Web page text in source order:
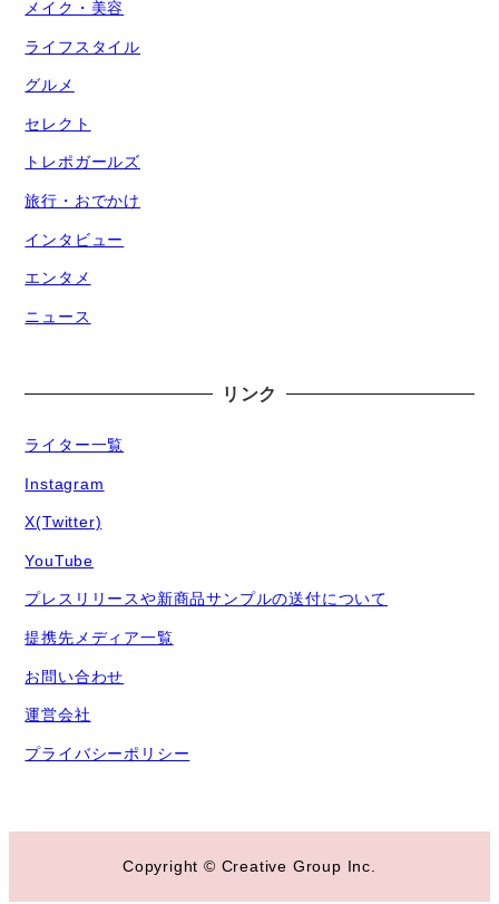
メイク・美容
ライフスタイル
グルメ
セレクト
トレポガールズ
旅行・おでかけ
インタビュー
エンタメ
ニュース
リンク
ライター一覧
Instagram
X(Twitter)
YouTube
プレスリリースや新商品サンプルの送付について
提携先メディア一覧
お問い合わせ
運営会社
プライバシーポリシー
Copyright © Creative Group Inc.